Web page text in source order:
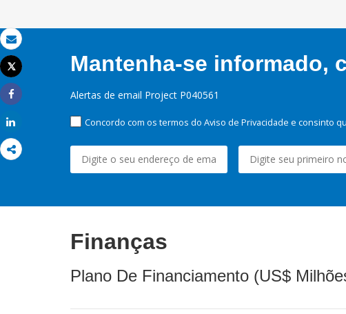
Email
Imprimir
Tweet
Share
Mantenha-se informado,
Alertas de email Project P040561
Concordo com os termos do Aviso de Privacidade e consinto
Finanças
Plano De Financiamento (US$